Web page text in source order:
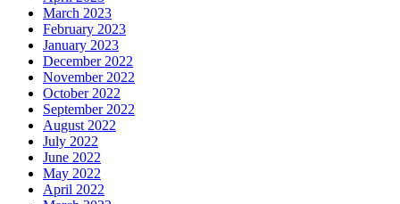
March 2023
February 2023
January 2023
December 2022
November 2022
October 2022
September 2022
August 2022
July 2022
June 2022
May 2022
April 2022